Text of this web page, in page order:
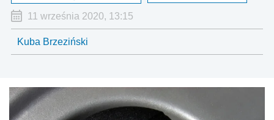
11 września 2020, 13:15
Kuba Brzeziński